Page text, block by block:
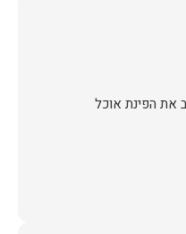
התקשר לוודא כתובת
לאיך חנויות צריכות
את הפינת אוכל